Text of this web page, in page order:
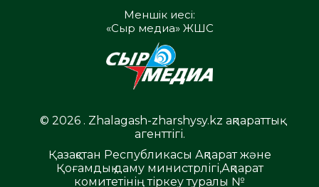
Меншік иесі:
«Сыр медиа» ЖШС
© 2026 . Zhalagash-zharshysy.kz ақпараттық
агенттігі.
Қазақстан Республикасы Ақпарат және
Қоғамдық даму министрлігі,Ақпарат
комитетінің тіркеу туралы №